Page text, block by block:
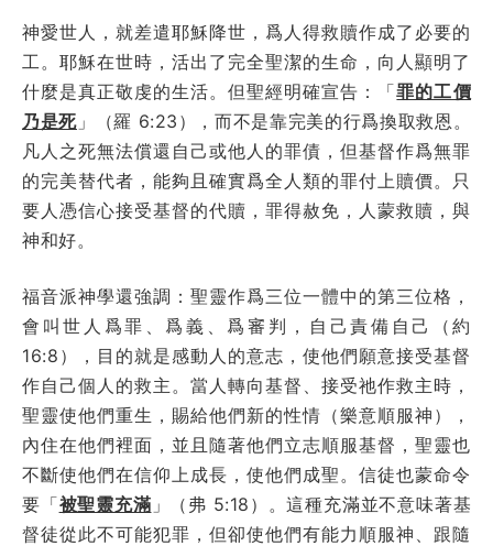
神愛世人，就差遣耶穌降世，爲人得救贖作成了必要的
工。耶穌在世時，活出了完全聖潔的生命，向人顯明了
什麼是真正敬虔的生活。但聖經明確宣告：「罪的工價
乃是死」（羅 6:23），而不是靠完美的行爲換取救恩。
凡人之死無法償還自己或他人的罪債，但基督作爲無罪
的完美替代者，能夠且確實爲全人類的罪付上贖價。只
要人憑信心接受基督的代贖，罪得赦免，人蒙救贖，與
神和好。
福音派神學還強調：聖靈作爲三位一體中的第三位格，
會叫世人爲罪、爲義、爲審判，自己責備自己（約
16:8），目的就是感動人的意志，使他們願意接受基督
作自己個人的救主。當人轉向基督、接受祂作救主時，
聖靈使他們重生，賜給他們新的性情（樂意順服神），
內住在他們裡面，並且隨著他們立志順服基督，聖靈也
不斷使他們在信仰上成長，使他們成聖。信徒也蒙命令
要「被聖靈充滿 」
（弗 5:18）。這種充滿並不意味著基
督徒從此不可能犯罪，但卻使他們有能力順服神、跟隨